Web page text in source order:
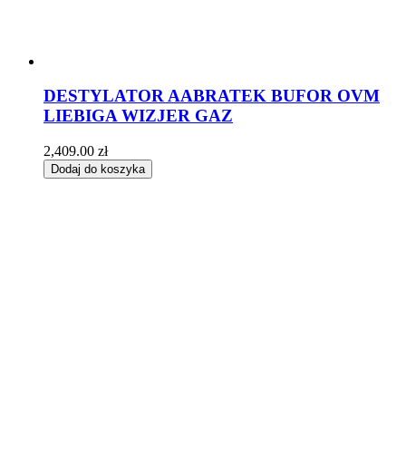
DESTYLATOR AABRATEK BUFOR OVM
LIEBIGA WIZJER GAZ
2,409.00 zł
Dodaj do koszyka